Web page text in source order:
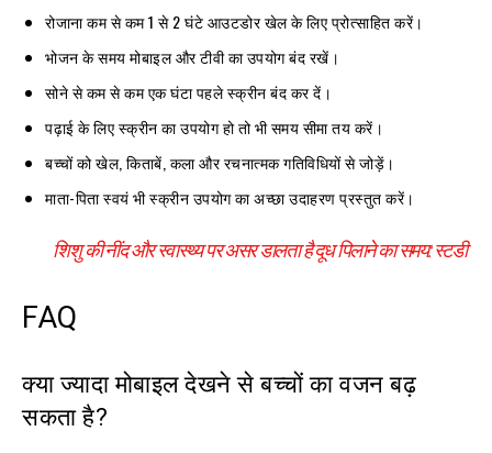
रोजाना कम से कम 1 से 2 घंटे आउटडोर खेल के लिए प्रोत्साहित करें।
भोजन के समय मोबाइल और टीवी का उपयोग बंद रखें।
सोने से कम से कम एक घंटा पहले स्क्रीन बंद कर दें।
पढ़ाई के लिए स्क्रीन का उपयोग हो तो भी समय सीमा तय करें।
बच्चों को खेल, किताबें, कला और रचनात्मक गतिविधियों से जोड़ें।
माता-पिता स्वयं भी स्क्रीन उपयोग का अच्छा उदाहरण प्रस्तुत करें।
शिशु की नींद और स्वास्थ्य पर असर डालता है दूध पिलाने का समय: स्टडी
FAQ
क्या ज्यादा मोबाइल देखने से बच्चों का वजन बढ़
सकता है?